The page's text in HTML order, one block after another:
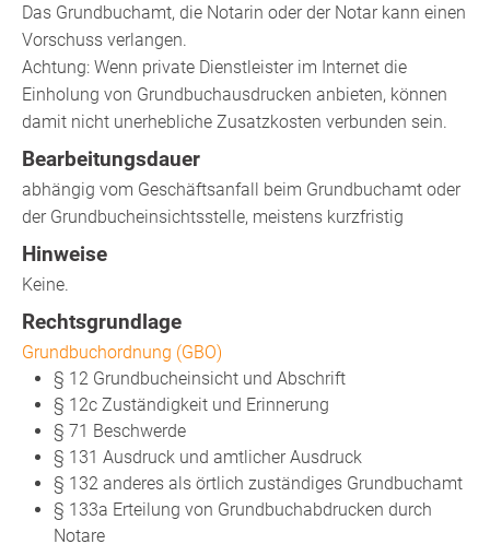
Das Grundbuchamt, die Notarin oder der Notar kann einen
Vorschuss verlangen.
Achtung: Wenn private Dienstleister im Internet die
Einholung von Grundbuchausdrucken anbieten, können
damit nicht unerhebliche Zusatzkosten verbunden sein.
Bearbeitungsdauer
abhängig vom Geschäftsanfall beim Grundbuchamt oder
der Grundbucheinsichtsstelle, meistens kurzfristig
Hinweise
Keine.
Rechtsgrundlage
Grundbuchordnung (GBO)
§ 12 Grundbucheinsicht und Abschrift
§ 12c Zuständigkeit und Erinnerung
§ 71 Beschwerde
§ 131 Ausdruck und amtlicher Ausdruck
§ 132 anderes als örtlich zuständiges Grundbuchamt
§ 133a Erteilung von Grundbuchabdrucken durch
Notare